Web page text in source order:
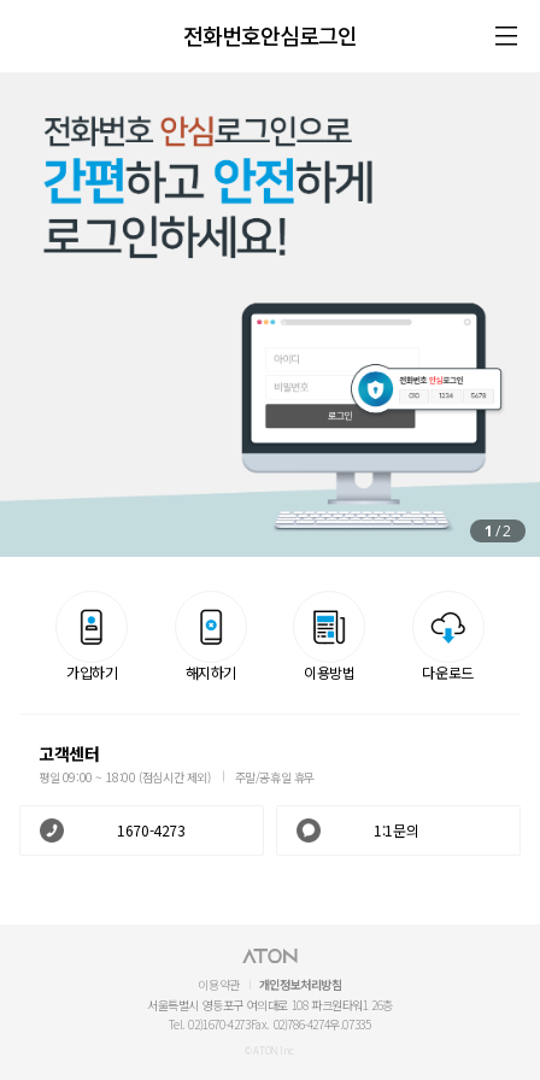
전화번호안심로그인
1 /2
가입하기 해지하기 이용방법 다운로드
고객센터
평일 09:00 ~ 18:00 (점심시간 제외) 주말/공휴일 휴무
1670-4273 1:1문의
이용약관
개인정보처리방침
서울특별시 영등포구 여의대로 108 파크원타워1 26층
Tel. 02)1670-4273Fax. 02)786-4274우.07335
© ATON Inc.